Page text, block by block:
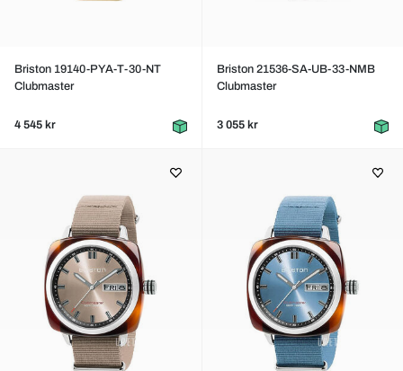
Briston 19140-PYA-T-30-NT
Clubmaster
4 545 kr
Briston 21536-SA-UB-33-NMB
Clubmaster
3 055 kr